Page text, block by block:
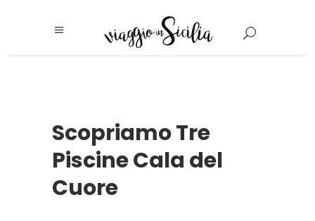
Scopriamo Tre
Piscine Cala del
Cuore